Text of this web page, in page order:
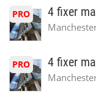
PRO 4 fixer
PRO 4 fixer